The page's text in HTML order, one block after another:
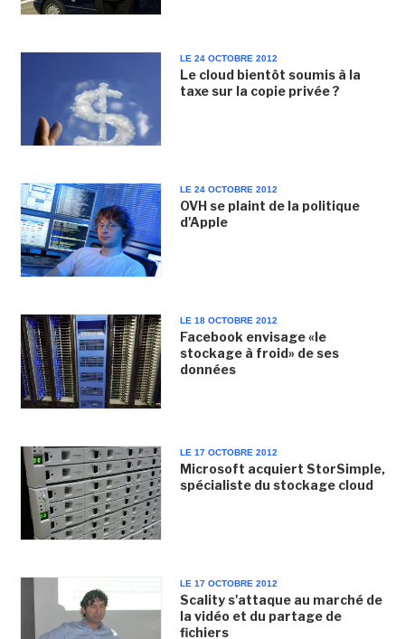
LE 24 OCTOBRE 2012
Le cloud bientôt soumis à la
taxe sur la copie privée ?
LE 24 OCTOBRE 2012
OVH se plaint de la politique
d'Apple
LE 18 OCTOBRE 2012
Facebook envisage «le
stockage à froid» de ses
données
LE 17 OCTOBRE 2012
Microsoft acquiert StorSimple,
spécialiste du stockage cloud
LE 17 OCTOBRE 2012
Scality s'attaque au marché de
la vidéo et du partage de
fichiers